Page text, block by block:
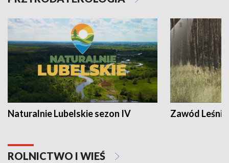
Naturalnie Lubelskie sezon IV Zawód Leśnik
ROLNICTWO I WIEŚ